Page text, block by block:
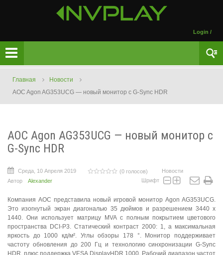
Login /
Главная
Новости
AOC Agon AG353UCG — новый монитор с G-Sync HDR
AOC Agon AG353UCG — новый монитор с
G-Sync HDR
Среда, 10 Апреля 2019 (0 голосов)
Новости
Автор
Alexander Шрифт
Компания AOC представила новый игровой монитор Agon AG353UCG.
Это изогнутый экран диагональю 35 дюймов и разрешением 3440 x
1440. Они использует матрицу MVA с полным покрытием цветового
пространства DCI-P3. Статический контраст 2000: 1, а максимальная
яркость до 1000 кд/м². Углы обзоры 178 °. Монитор поддерживает
частоту обновления до 200 Гц и технологию синхронизации G-Sync
HDR, плюс поддержка VESA DisplayHDR 1000. Рабочий диапазон частот